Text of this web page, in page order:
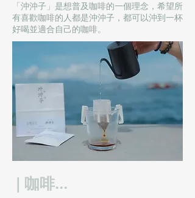
「沖沖子」是想普及咖啡的一個理念，希望所
有喜歡咖啡的人都是沖沖子，都可以沖到一杯
好喝並適合自己的咖啡。
| 咖啡...